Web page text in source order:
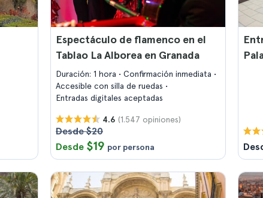
Espectáculo de flamenco en el
Tablao La Alborea en Granada
Duración: 1 hora
Confirmación inmediata
Accesible con silla de ruedas
Entradas digitales aceptadas
4.6 (1.547 opiniones)
Desde $20
Desde $19 por persona